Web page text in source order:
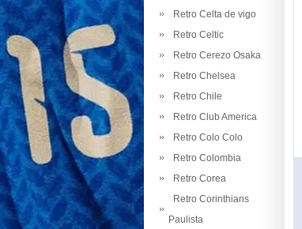
Retro Celta de vigo
Retro Celtic
Retro Cerezo Osaka
Retro Chelsea
Retro Chile
Retro Club America
Retro Colo Colo
Retro Colombia
Retro Corea
Retro Corinthians
Paulista